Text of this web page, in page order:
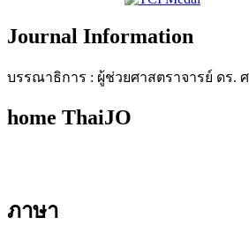
Journal Information
บรรณาธิการ : ผู้ช่วยศาสตราจารย์ ดร. ศ
home ThaiJO
ภาษา